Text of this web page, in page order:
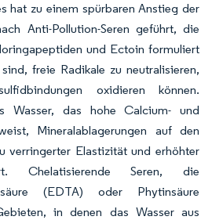
hat zu einem spürbaren Anstieg der
Anti-Pollution-Seren geführt, die
und Ectoin formuliert
freie Radikale zu neutralisieren,
oxidieren können.
Wasser, das hohe Calcium- und
Mineralablagerungen auf den
verringerter Elastizität und erhöhter
Chelatisierende Seren, die
(EDTA) oder Phytinsäure
in denen das Wasser aus